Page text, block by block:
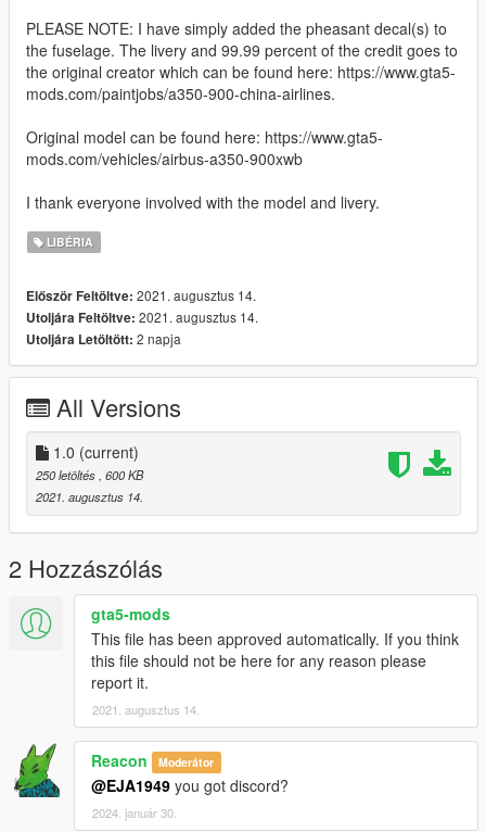
PLEASE NOTE: I have simply added the pheasant decal(s) to
the fuselage. The livery and 99.99 percent of the credit goes to
the original creator which can be found here: https://www.gta5-
mods.com/paintjobs/a350-900-china-airlines.
Original model can be found here: https://www.gta5-
mods.com/vehicles/airbus-a350-900xwb
I thank everyone involved with the model and livery.
LIBÉRIA
Először Feltöltve: 2021. augusztus 14.
Utoljára Feltöltve: 2021. augusztus 14.
Utoljára Letöltött: 2 napja
All Versions
1.0 (current)
250 letöltés , 600 KB
2021. augusztus 14.
2 Hozzászólás
gta5-mods
This file has been approved automatically. If you think
this file should not be here for any reason please
report it.
2021. augusztus 14.
Reacon Moderátor
@EJA1949 you got discord?
2024. január 30.